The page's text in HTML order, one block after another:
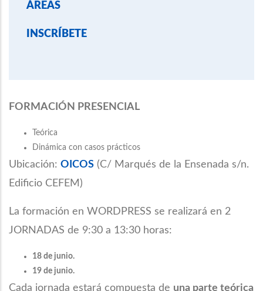
ÁREAS
INSCRÍBETE
FORMACIÓN PRESENCIAL
Teórica
Dinámica con casos prácticos
Ubicación: OICOS (C/ Marqués de la Ensenada s/n.
Edificio CEFEM)
La formación en WORDPRESS se realizará en 2
JORNADAS de 9:30 a 13:30 horas:
18 de junio.
19 de junio.
Cada jornada estará compuesta de una parte teórica